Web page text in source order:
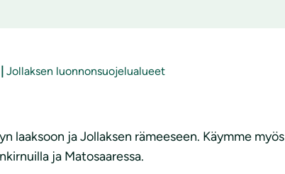
Jollaksen luonnonsuojelualueet
laaksoon ja Jollaksen rämeeseen. Käymme myös
ja Matosaaressa.